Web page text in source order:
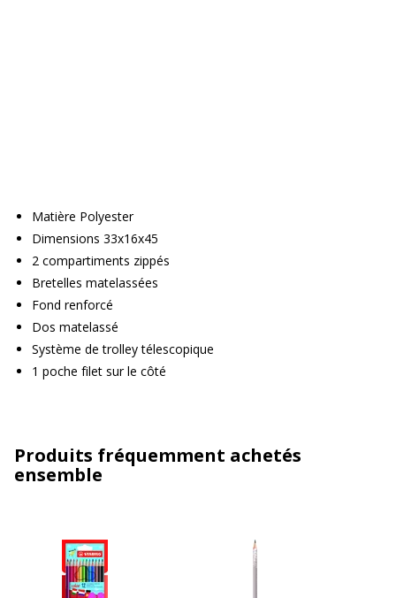
Matière Polyester
Dimensions 33x16x45
2 compartiments zippés
Bretelles matelassées
Fond renforcé
Dos matelassé
Système de trolley télescopique
1 poche filet sur le côté
Produits fréquemment achetés
ensemble